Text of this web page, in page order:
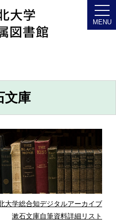
文庫
大学総合知デジタルアーカイブ
漱石文庫自筆資料詳細リスト